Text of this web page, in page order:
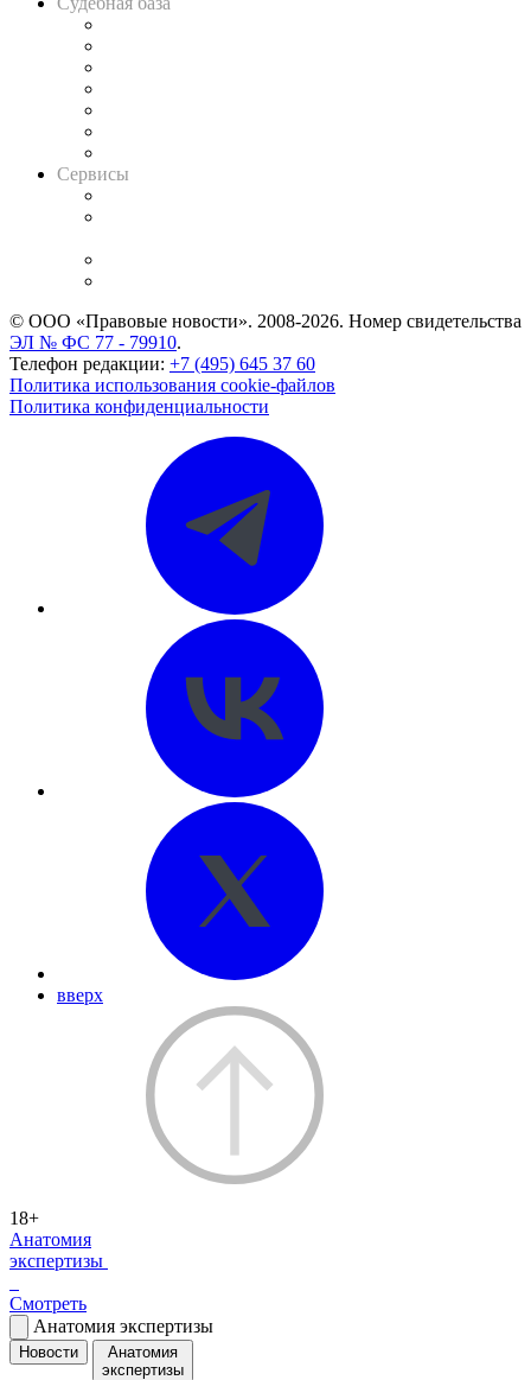
Сервисы
© ООО «Правовые новости». 2008-2026. Номер свидетельства
ЭЛ № ФС 77 - 79910.
Телефон редакции: +7 (495) 645 37 60
Политика использования cookie-файлов
Политика конфиденциальности
вверх
18+
Анатомия
экспертизы
Смотреть
Анатомия экспертизы
Новости
Анатомия
экспертизы